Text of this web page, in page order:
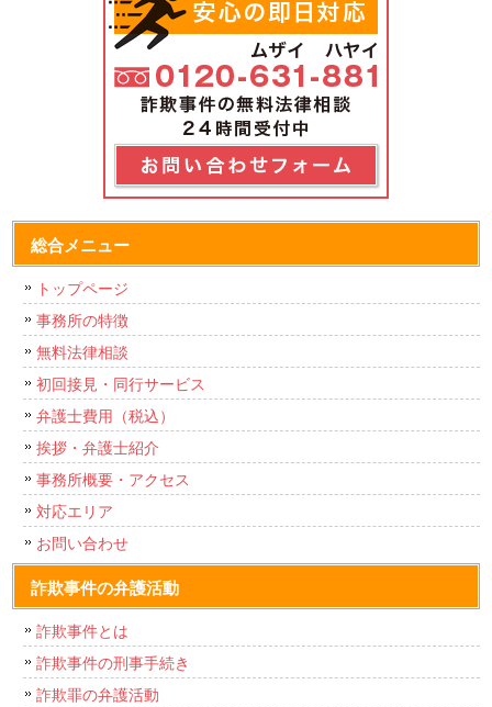
総合メニュー
トップページ
事務所の特徴
無料法律相談
初回接見・同行サービス
弁護士費用（税込）
挨拶・弁護士紹介
事務所概要・アクセス
対応エリア
お問い合わせ
詐欺事件の弁護活動
詐欺事件とは
詐欺事件の刑事手続き
詐欺罪の弁護活動